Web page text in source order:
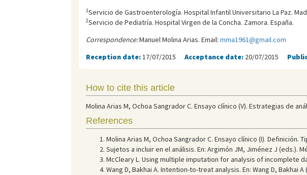
1Servicio de Gastroenterología. Hospital Infantil Universitario La Paz.
2Servicio de Pediatría. Hospital Virgen de la Concha. Zamora. España.
Correspondence:Manuel Molina Arias. Email: mma1961@gmail.com
Reception date:17/07/2015 Acceptance date: 20/07/2015
How to cite this article
Molina Arias M, Ochoa Sangrador C. Ensayo clínico (V). Estrategias de
References
Molina Arias M, Ochoa Sangrador C. Ensayo clínico (I). Definición.
Sujetos a incluir en el análisis. En: Argimón JM, Jiménez J (eds.).
McCleary L. Using multiple imputation for analysis of incomplete
Wang D, Bakhai A. Intention-to-treat analysis. En: Wang D,